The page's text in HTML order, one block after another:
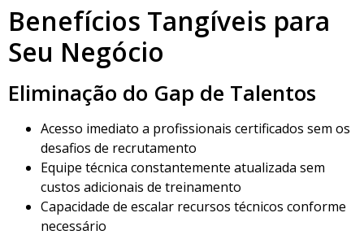
Benefícios Tangíveis para
Seu Negócio
Eliminação do Gap de Talentos
Acesso imediato a profissionais certificados sem os
desafios de recrutamento
Equipe técnica constantemente atualizada sem
custos adicionais de treinamento
Capacidade de escalar recursos técnicos conforme
necessário